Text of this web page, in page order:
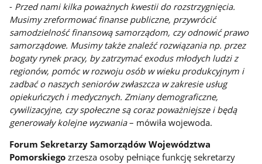
- Przed nami kilka poważnych kwestii do rozstrzygnięcia.
Musimy zreformować finanse publiczne, przywrócić
samodzielność finansową samorządom, czy odnowić prawo
samorządowe. Musimy także znaleźć rozwiązania np. przez
bogaty rynek pracy, by zatrzymać exodus młodych ludzi z
regionów, pomóc w rozwoju osób w wieku produkcyjnym i
zadbać o naszych seniorów zwłaszcza w zakresie usług
opiekuńczych i medycznych. Zmiany demograficzne,
cywilizacyjne, czy społeczne są coraz poważniejsze i będą
generowały kolejne wyzwania– mówiła wojewoda.
Forum Sekretarzy Samorządów Województwa
Pomorskiegozrzesza osoby pełniące funkcję sekretarzy